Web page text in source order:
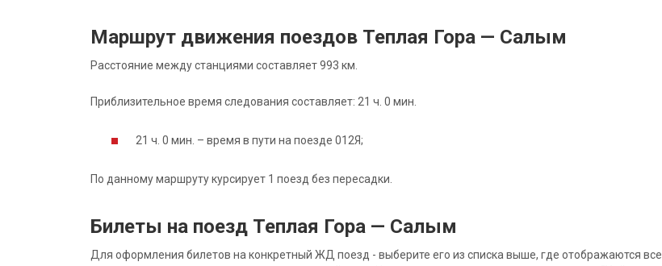
Маршрут движения поездов Теплая Гора — Салым
Расстояние между станциями составляет 993 км.
Приблизительное время следования составляет: 21 ч. 0 мин.
21 ч. 0 мин. – время в пути на поезде 012Я;
По данному маршруту курсирует 1 поезд без пересадки.
Билеты на поезд Теплая Гора — Салым
Для оформления билетов на конкретный ЖД поезд - выберите его из списка выше, где отображаются все